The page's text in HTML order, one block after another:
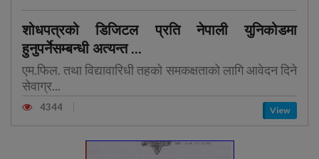
शोधपत्रको डिजिटल प्रति नेपाली युनिकोडमा
हुनुपर्नेसम्बन्धी अत्यन्त ...
एम.फिल. तथा विद्यावारिधी तहको समकक्षताको लागि आवेदन दिने
सेवाग्र...
4344 View